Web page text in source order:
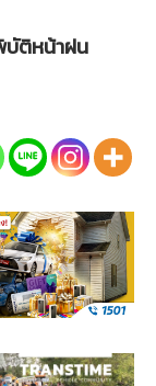
บัติหน้าฝน